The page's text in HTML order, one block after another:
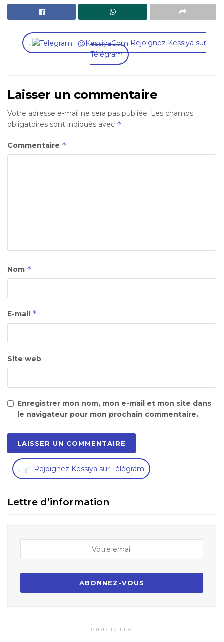
,
Rejoignez Kessiya sur
Télégram
Laisser un commentaire
Votre adresse e-mail ne sera pas publiée. Les champs
obligatoires sont indiqués avec *
Commentaire *
Nom *
E-mail *
Site web
Enregistrer mon nom, mon e-mail et mon site dans
le navigateur pour mon prochain commentaire.
, Rejoignez Kessiya sur Télégram
Lettre d’information
PUBLICITÉ